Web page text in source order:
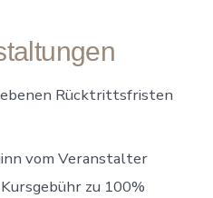
Rücktrittsfristen
vom Veranstalter
zu 100%